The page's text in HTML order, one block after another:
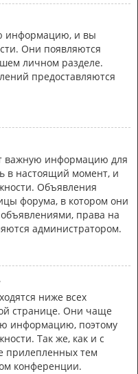
информацию, и вы
Они появляются
личном разделе.
предоставляются
важную информацию для
в настоящий момент, и
Объявления
форума, в котором они
права на
администратором.
ниже всех
странице. Они чаще
информацию, поэтому
Так же, как и с
прилепленных тем
конференции.